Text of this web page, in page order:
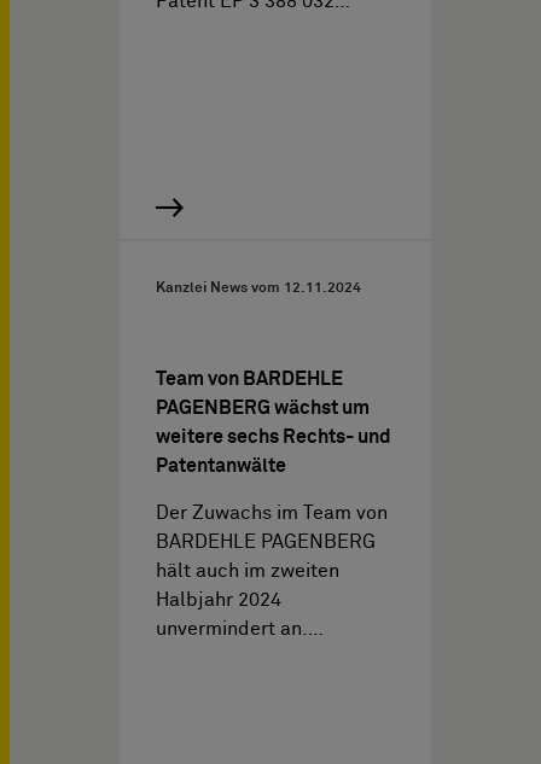
Kanzlei News vom 12.11.2024
Team von BARDEHLE
PAGENBERG wächst um
weitere sechs Rechts- und
Patentanwälte
Der Zuwachs im Team von
BARDEHLE PAGENBERG
hält auch im zweiten
Halbjahr 2024
unvermindert an.…